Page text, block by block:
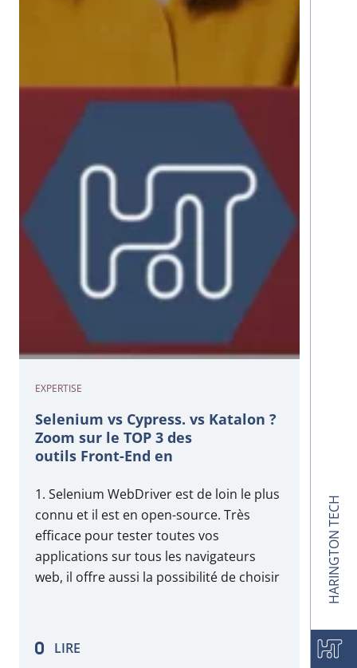
HARINGTON TECH
EXPERTISE
Selenium vs Cypress. vs Katalon ?
Zoom sur le TOP 3 des
outils Front-End en
1. Selenium WebDriver est de loin le plus
connu et il est en open-source. Très
efficace pour tester toutes vos
applications sur tous les navigateurs
web, il offre aussi la possibilité de choisir
tests fonctionnels end-to-end. Il permet…
LIRE